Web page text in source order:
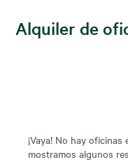
Alquiler de
¡Vaya! No hay
mostramos algunos